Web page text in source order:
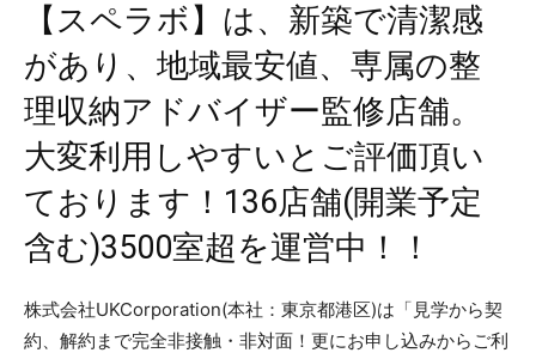
【スペラボ】は、新築で清潔感
があり、地域最安値、専属の整
理収納アドバイザー監修店舗。
大変利用しやすいとご評価頂い
ております！136店舗(開業予定
含む)3500室超を運営中！！
株式会社UKCorporation(本社：東京都港区)は「見学から契
約、解約まで完全非接触・非対面！更にお申し込みからご利